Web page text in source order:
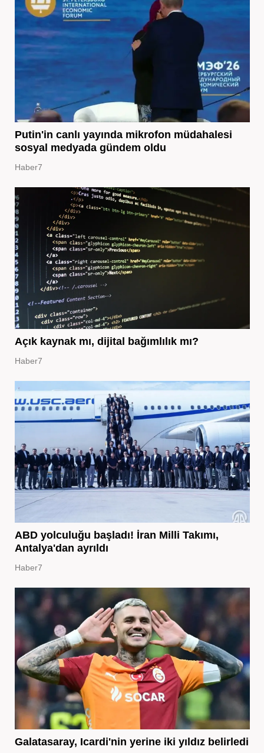
Putin'in canlı yayında mikrofon müdahalesi
sosyal medyada gündem oldu
Haber7
Açık kaynak mı, dijital bağımlılık mı?
Haber7
ABD yolculuğu başladı! İran Milli Takımı,
Antalya'dan ayrıldı
Haber7
Galatasaray, Icardi'nin yerine iki yıldız belirledi